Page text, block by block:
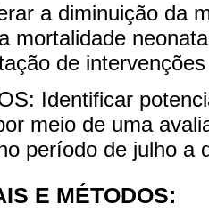
a diminuição da
mortalidade
de
Identificar
meio de uma
período de julho a
E MÉTODOS: